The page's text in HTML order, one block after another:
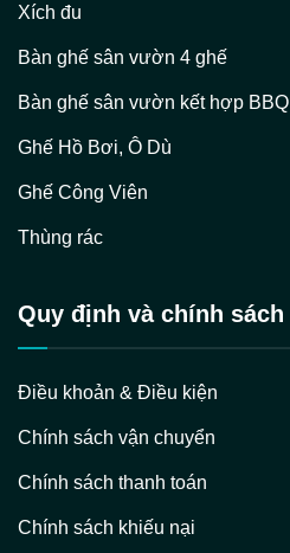
Xích đu
Bàn ghế sân vườn 4 ghế
Bàn ghế sân vườn kết hợp BBQ
Ghế Hồ Bơi, Ô Dù
Ghế Công Viên
Thùng rác
Quy định và chính sách
Điều khoản & Điều kiện
Chính sách vận chuyển
Chính sách thanh toán
Chính sách khiếu nại